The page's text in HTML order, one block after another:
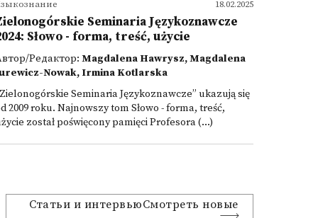
18.02.2025
Seminaria Językoznawcze
Słowo - forma, treść, użycie
Редактор: Magdalena Hawrysz, Magdalena
Nowak, Irmina Kotlarska
Seminaria Językoznawcze” ukazują się
2009 roku. Najnowszy tom Słowo - forma, treść,
został poświęcony pamięci Profesora (...)
Статьи и интервьюСмотреть новые